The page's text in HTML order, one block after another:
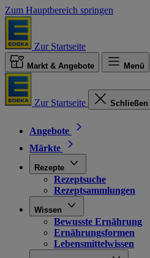
Zum Hauptbereich springen
Zur Startseite
Markt & Angebote Menü
Zur Startseite Schließen
Angebote
Märkte
Rezepte
Rezeptsuche
Rezeptsammlungen
Wissen
Bewusste Ernährung
Ernährungsformen
Lebensmittelwissen